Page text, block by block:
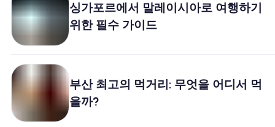
싱가포르에서 말레이시아로 여행하기
위한 필수 가이드
부산 최고의 먹거리: 무엇을 어디서 먹
을까?